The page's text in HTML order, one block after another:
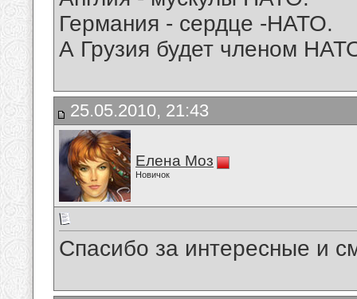
Германия - сердце -НАТО.
А Грузия будет членом
25.05.2010, 21:43
Елена Моз
Новичок
Спасибо за интересные и